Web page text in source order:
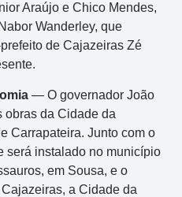
Araújo e Chico Mendes,
Wanderley, que
de Cajazeiras Zé
— O governador João
obras da Cidade da
Carrapateira. Junto com o
será instalado no município
em Sousa, e o
a Cidade da